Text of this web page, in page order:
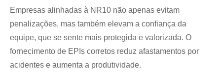
Empresas alinhadas à NR10 não apenas evitam
penalizações, mas também elevam a confiança da
equipe, que se sente mais protegida e valorizada. O
fornecimento de EPIs corretos reduz afastamentos por
acidentes e aumenta a produtividade.